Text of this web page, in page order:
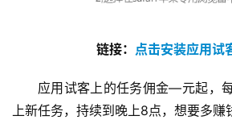
链接： 点击安装应用试
应用试客上的任务佣金—元起，
上新任务，持续到晚上8点，想要多赚